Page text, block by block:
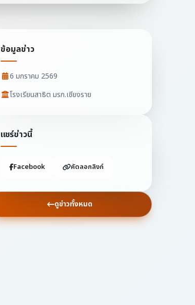
ข้อมูลข่าว
6 มกราคม 2569
โรงเรียนสาธิต มรภ.เชียงราย
แชร์ข่าวนี้
Facebook คัดลอกลิงก์
ดูข่าวทั้งหมด